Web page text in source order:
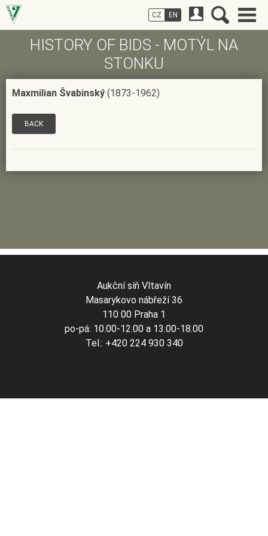
HISTORY OF BIDS - MOTÝL NA
STONKU
Maxmilian Švabinský (1873-1962)
BACK
CZ EN
Aukční síň Vltavín
Masarykovo nábřeží 36
110 00 Praha 1
po-pá: 10.00-12.00 a 13.00-18.00
Tel.: +420 224 930 340